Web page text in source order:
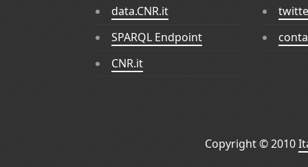
data.CNR.it
SPARQL Endpoint
CNR.it
Copyright © 2010